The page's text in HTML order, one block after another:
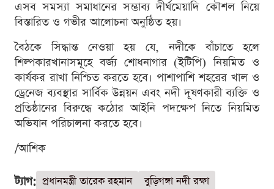
এসব সমস্যা সমাধানের সম্ভাব্য দীর্ঘমেয়াদি কৌশল নিয়ে
বিস্তারিত ও গভীর আলোচনা অনুষ্ঠিত হয়।
বৈঠকে সিদ্ধান্ত নেওয়া হয় যে, নদীকে বাঁচাতে হলে
শিল্পকারখানাসমূহে বর্জ্য শোধনাগার (ইটিপি) নিয়মিত ও
কার্যকর রাখা নিশ্চিত করতে হবে। পাশাপাশি শহরের খাল ও
ড্রেনেজ ব্যবস্থার সার্বিক উন্নয়ন এবং নদী দূষণকারী ব্যক্তি ও
প্রতিষ্ঠানের বিরুদ্ধে কঠোর আইনি পদক্ষেপ নিতে নিয়মিত
অভিযান পরিচালনা করতে হবে।
/আশিক
ট্যাগ: প্রধানমন্ত্রী তারেক রহমান বুড়িগঙ্গা নদী রক্ষা